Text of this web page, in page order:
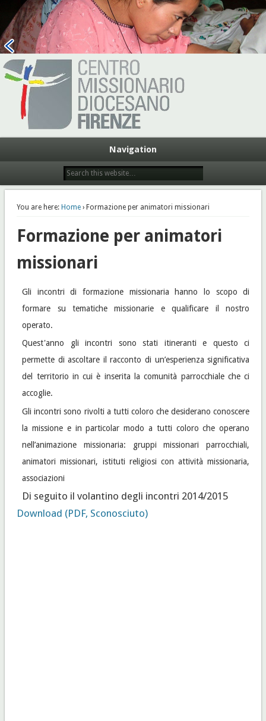
Centro Missionario Diocesano
Firenze
Navigation
You are here: Home› Formazione per animatori missionari
Formazione per animatori
missionari
Gli incontri di formazione missionaria hanno lo scopo di
formare su tematiche missionarie e qualificare il nostro
operato.
Quest'anno gli incontri sono stati itineranti e questo ci
permette di ascoltare il racconto di un’esperienza significativa
del territorio in cui è inserita la comunità parrocchiale che ci
accoglie.
Gli incontri sono rivolti a tutti coloro che desiderano conoscere
la missione e in particolar modo a tutti coloro che operano
nell’animazione missionaria: gruppi missionari parrocchiali,
animatori missionari, istituti religiosi con attività missionaria,
associazioni
Di seguito il volantino degli incontri 2014/2015
Download (PDF, Sconosciuto)